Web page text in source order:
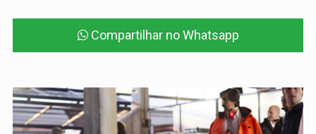
Compartilhar no Whatsapp